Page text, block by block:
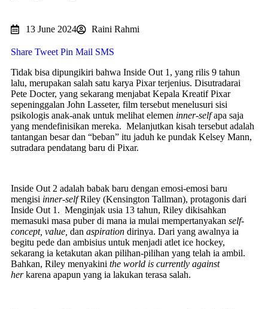
13 June 2024 Raini Rahmi
Share Tweet Pin Mail SMS
Tidak bisa dipungikiri bahwa Inside Out 1, yang rilis 9 tahun
lalu, merupakan salah satu karya Pixar terjenius. Disutradarai
Pete Docter, yang sekarang menjabat Kepala Kreatif Pixar
sepeninggalan John Lasseter, film tersebut menelusuri sisi
psikologis anak-anak untuk melihat elemen inner-selfapa saja
yang mendefinisikan mereka. Melanjutkan kisah tersebut adalah
tantangan besar dan “beban” itu jaduh ke pundak Kelsey Mann,
sutradara pendatang baru di Pixar.
Inside Out 2 adalah babak baru dengan emosi-emosi baru
mengisi inner-selfRiley (Kensington Tallman), protagonis dari
Inside Out 1. Menginjak usia 13 tahun, Riley dikisahkan
memasuki masa puber di mana ia mulai mempertanyakan self-
concept, value, dan aspiration dirinya. Dari yang awalnya ia
begitu pede dan ambisius untuk menjadi atlet ice hockey,
sekarang ia ketakutan akan pilihan-pilihan yang telah ia ambil.
Bahkan, Riley menyakini the world is currently against
herkarena apapun yang ia lakukan terasa salah.